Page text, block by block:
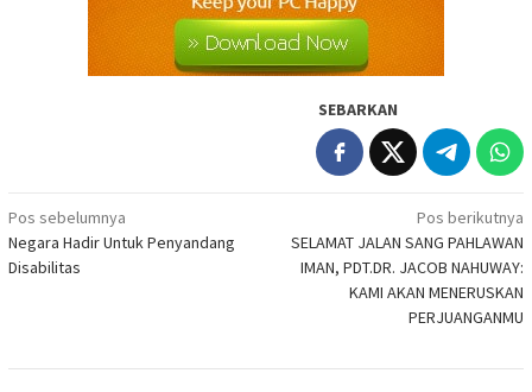
SEBARKAN
Navigasi
pos
Pos sebelumnya
Negara Hadir Untuk Penyandang
Disabilitas
Pos berikutnya
SELAMAT JALAN SANG PAHLAWAN
IMAN, PDT.DR. JACOB NAHUWAY:
KAMI AKAN MENERUSKAN
PERJUANGANMU